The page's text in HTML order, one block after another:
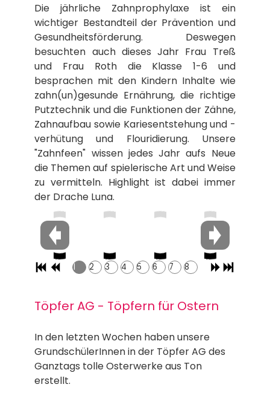
Die jährliche Zahnprophylaxe ist ein
wichtiger Bestandteil der Prävention und
Gesundheitsförderung. Deswegen
besuchten auch dieses Jahr Frau Treß
und Frau Roth die Klasse 1-6 und
besprachen mit den Kindern Inhalte wie
zahn(un)gesunde Ernährung, die richtige
Putztechnik und die Funktionen der Zähne,
Zahnaufbau sowie Kariesentstehung und -
verhütung und Flouridierung. Unsere
"Zahnfeen" wissen jedes Jahr aufs Neue
die Themen auf spielerische Art und Weise
zu vermitteln. Highlight ist dabei immer
der Drache Luna.
1 2 3 4 5 6 7 8
Töpfer AG - Töpfern für Ostern
In den letzten Wochen haben unsere
GrundschülerInnen in der Töpfer AG des
Ganztags tolle Osterwerke aus Ton
erstellt.